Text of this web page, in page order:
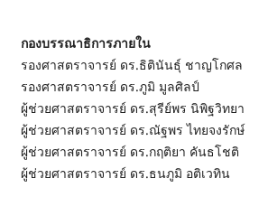
กองบรรณาธิการภายใน
รองศาสตราจารย์ ดร.ธิตินันธุ์ ชาญโกศล
รองศาสตราจารย์ ดร.ภูมิ มูลศิลป์
ผู้ช่วยศาสตราจารย์ ดร.สุรีย์พร นิพิฐวิทยา
ผู้ช่วยศาสตราจารย์ ดร.ณัฐพร ไทยจงรักษ์
ผู้ช่วยศาสตราจารย์ ดร.กฤติยา คันธโชติ
ผู้ช่วยศาสตราจารย์ ดร.ธนภูมิ อติเวทิน